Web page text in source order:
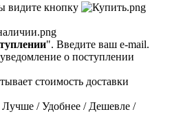
видите кнопку
". Введите ваш e-mail.
о поступлении
стоимость доставки
Лучше / Удобнее / Дешевле /